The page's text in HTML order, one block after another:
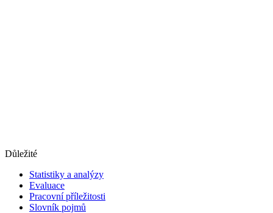
Důležité
Statistiky a analýzy
Evaluace
Pracovní příležitosti
Slovník pojmů